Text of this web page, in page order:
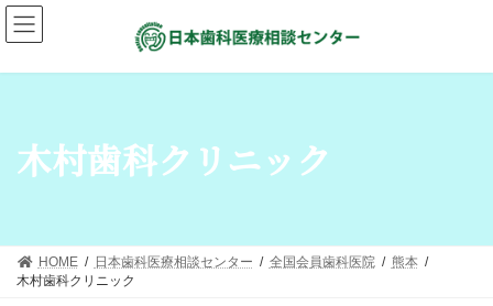
木村歯科クリニック
HOME 日本歯科医療相談センター 全国会員歯科医院
熊本
木村歯科クリニック